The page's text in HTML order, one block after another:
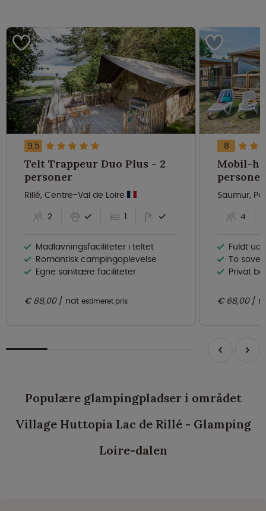
9.5
Telt Trappeur Duo Plus - 2
personer
Rillé, Centre-Val de Loire
2
1
Madlavningsfaciliteter i teltet
Romantisk campingoplevelse
Egne sanitære faciliteter
€ 88,00 nat estimeret pris
8
Mobil-
personer
Saumur,
4
Fuldt
To
Privat
€ 68,00
Populære glampingpladser i området
Village Huttopia Lac de Rillé - Glamping
Loire-dalen